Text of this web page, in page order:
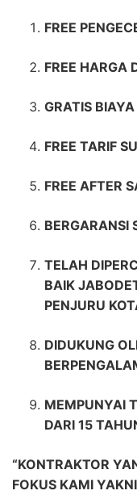
FREE
FREE HARGA
GRATIS
FREE TARIF
FREE AFTER
BERGARANSI
TELAH
BAIK
PENJURU
DIDUKUNG
MEMPUNYAI
DARI 15
“KONTRAKTOR
FOKUS KAMI